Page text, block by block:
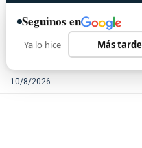
10/8/2026
Seguinos en
Ya lo hice Más tarde